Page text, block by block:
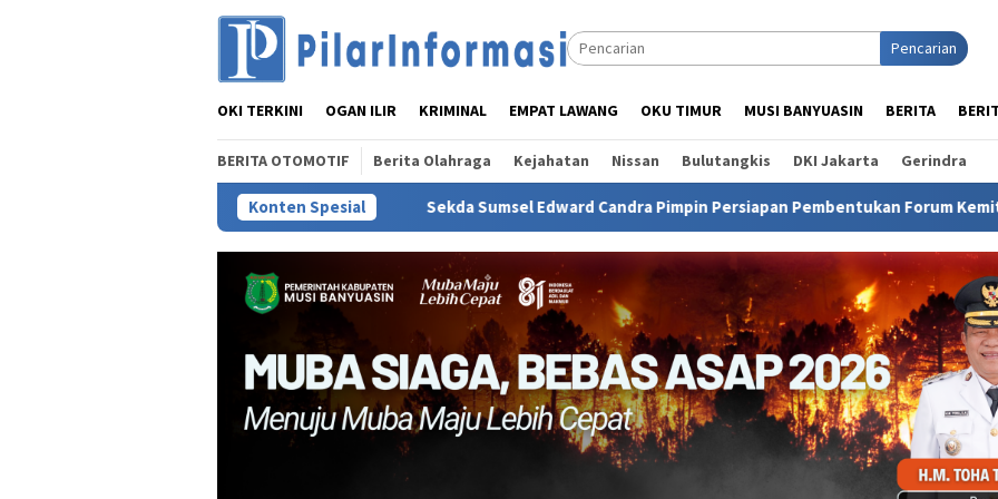
Pencarian
OKI TERKINI OGAN ILIR KRIMINAL EMPAT LAWANG OKU TIMUR MUSI BANYUASIN BERITA
BERITA OTOMOTIF Berita Olahraga Kejahatan Nissan Bulutangkis DKI Jakarta Gerindra
Konten Spesial
Sekda Sumsel Edward Candra Pimpin Persiapan Pembentukan Forum Kemitraan Sinergi GSMP